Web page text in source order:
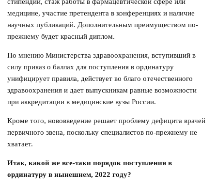
медицине, участие претендента в конференциях и наличие
научных публикаций. Дополнительным преимуществом по-
прежнему будет красный диплом.
По мнению Министерства здравоохранения, вступивший в
силу приказ о баллах для поступления в ординатуру
унифицирует правила, действует во благо отечественного
здравоохранения и дает выпускникам равные возможности
при аккредитации в медицинские вузы России.
Кроме того, нововведение решает проблему дефицита врачей
первичного звена, поскольку специалистов по-прежнему не
хватает.
Итак, какой же все-таки порядок поступления в
ординатуру в нынешнем, 2022 году?